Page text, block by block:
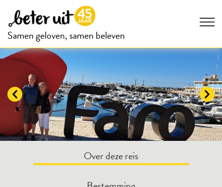
Samen geloven, samen beleven
Over deze reis